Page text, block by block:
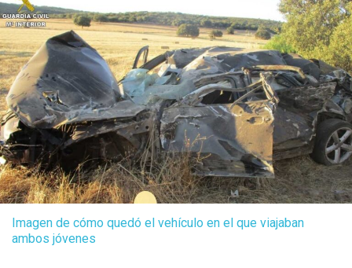
Imagen de cómo quedó el vehículo en el que viajaban
ambos jóvenes